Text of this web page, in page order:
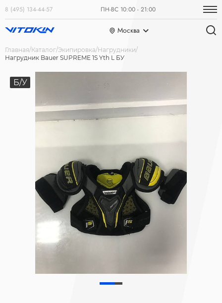
8 (495) 134-44-57 ПН-ВС 10:00 - 21:00
Москва
Главная Каталог Экипировка Нагрудники
Нагрудник Bauer SUPREME 1S Yth L БУ
Б/У